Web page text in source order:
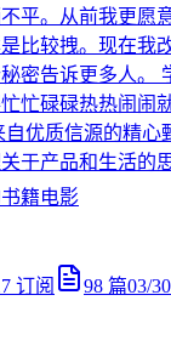
平。从前我更愿
比较拽。现在我
密告诉更多人。
忙碌碌热热闹闹
优质信源的精心
于产品和生活的
籍电影
订阅 98 篇03/30